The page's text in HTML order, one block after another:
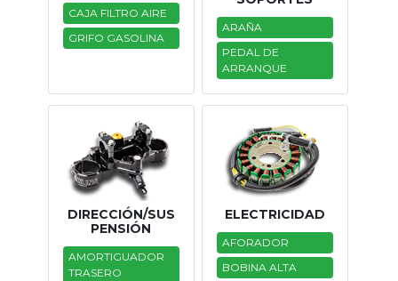
Tasaciones
Formulario
Empresa
Contacto
CAJA FILTRO AIRE
GRIFO GASOLINA
ARAÑA
PEDAL DE
ARRANQUE
DIRECCIÓN/SUS
PENSIÓN
AMORTIGUADOR
TRASERO
ELECTRICIDAD
AFORADOR
BOBINA ALTA